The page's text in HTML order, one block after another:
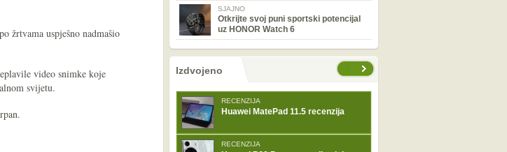
žrtvama uspješno nadmašio
video snimke koje
svijetu.
SJAJNO
Otkrijte svoj puni sportski potencijal
uz HONOR Watch 6
nema prethodne stranice
sljedećeIzdvojeno
RECENZIJA
Huawei MatePad 11.5 recenzija
RECENZIJA